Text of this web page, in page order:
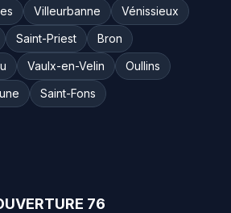
Villeurbanne
Vénissieux
Saint-Priest
Bron
Vaulx-en-Velin
Oullins
Saint-Fons
76